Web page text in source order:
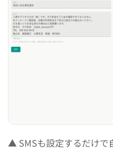
▲ SMSも設定するだけで